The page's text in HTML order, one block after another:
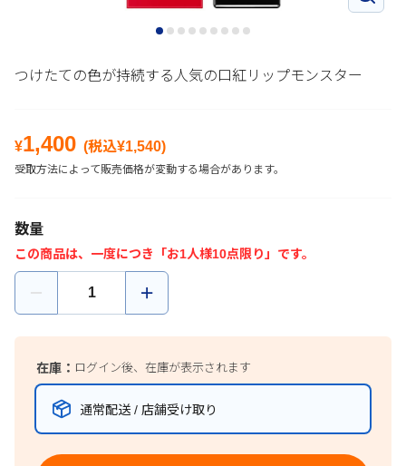
つけたての色が持続する人気の口紅リップモンスター
¥1,400 (税込¥1,540)
受取方法によって販売価格が変動する場合があります。
数量
この商品は、一度につき「お1人様10点限り」です。
在庫： ログイン後、在庫が表示されます
通常配送 / 店舗受け取り